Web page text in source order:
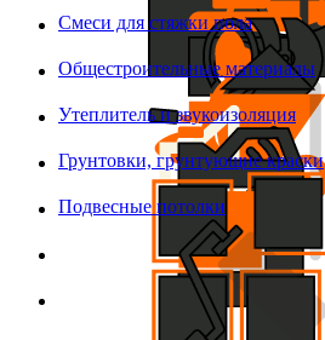
Смеси для стяжки пола
Общестроительные материалы
Утеплитель и звукоизоляция
Грунтовки, грунтующие краски
Подвесные потолки